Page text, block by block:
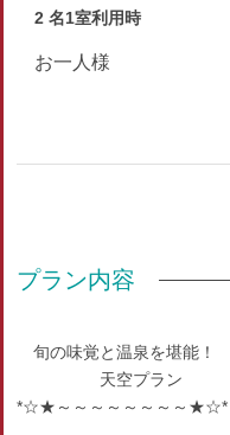
トイレ/禁煙/インター
2 名1室利用時
お一人様
プラン内容
旬の味覚と温泉を堪能！
天空プラン
*☆★～～～～～～～～★☆*